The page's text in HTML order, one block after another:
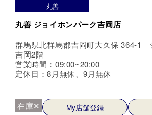
丸善
丸善 ジョイホンパーク吉岡店
群馬県北群馬郡吉岡町大久保 364-1
吉岡2階
営業時間：09:00~20:00
定休日：8月無休、9月無休
在庫✕ My店舗登録